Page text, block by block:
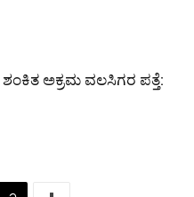
ಶಂಕಿತ ಅಕ್ರಮ ವಲಸಿಗರ ಪತ್ತೆ: